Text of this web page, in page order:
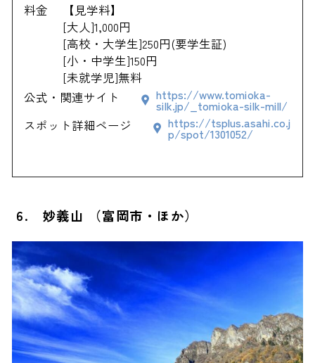
料金
【見学料】
[大人]1,000円
[高校・大学生]250円(要学生証)
[小・中学生]150円
[未就学児]無料
公式・関連サイト
https://www.tomioka-
silk.jp/_tomioka-silk-mill/
スポット詳細ページ
https://tsplus.asahi.co.j
p/spot/1301052/
6. 妙義山 （富岡市・ほか）